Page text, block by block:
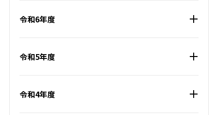
令和6年度
令和5年度
令和4年度